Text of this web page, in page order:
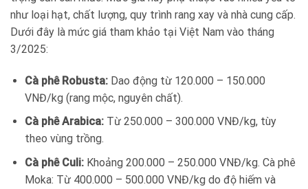
như loại hạt, chất lượng, quy trình rang xay và nhà cung cấp.
Dưới đây là mức giá tham khảo tại Việt Nam vào tháng
3/2025:
Cà phê Robusta:Dao động từ 120.000 – 150.000
VNĐ/kg (rang mộc, nguyên chất).
Cà phê Arabica:Từ 250.000 – 300.000 VNĐ/kg, tùy
theo vùng trồng.
Cà phê Culi:Khoảng 200.000 – 250.000 VNĐ/kg. Cà phê
Moka: Từ 400.000 – 500.000 VNĐ/kg do độ hiếm và